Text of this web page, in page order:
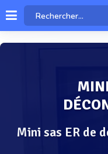
Mini sas ER de